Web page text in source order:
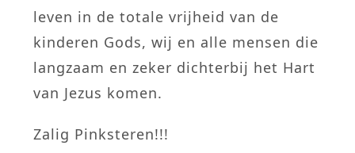
leven in de totale vrijheid van de
kinderen Gods, wij en alle mensen die
langzaam en zeker dichterbij het Hart
van Jezus komen.
Zalig Pinksteren!!!